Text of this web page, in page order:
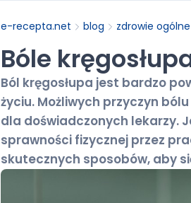
e-recepta.net blog zdrowie ogólne
Bóle
Ból kręgosłupa jest bardzo
życiu. Możliwych przyczyn
dla doświadczonych lekarzy.
sprawności fizycznej przez
skutecznych sposobów, aby